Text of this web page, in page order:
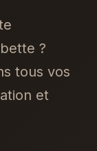
?
tous vos
et